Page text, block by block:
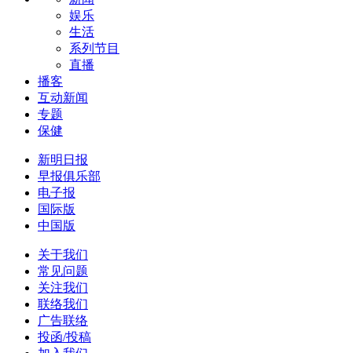
娱乐
生活
系列节目
直播
播客
互动新闻
专题
保健
新明日报
早报俱乐部
电子报
国际版
中国版
关于我们
常见问题
关注我们
联络我们
广告联络
投函/投稿